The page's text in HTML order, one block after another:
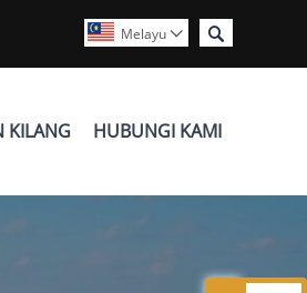

Melayu 
KILANG HUBUNGI KAMI